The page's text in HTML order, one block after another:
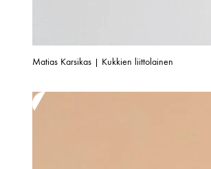
Matias Karsikas | Kukkien liittolainen